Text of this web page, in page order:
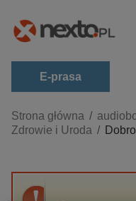
E-prasa
Kategorie
Zobacz wszystkie E-
budownictwo,
Strona główna
Zdrowie i Uroda